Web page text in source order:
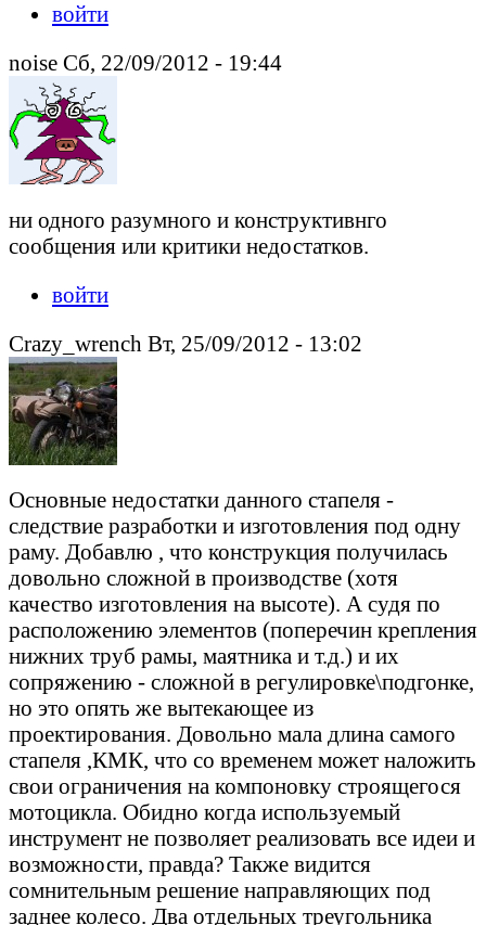
войти
noise Сб, 22/09/2012 - 19:44
ни одного разумного и конструктивнго
сообщения или критики недостатков.
войти
Crazy_wrench Вт, 25/09/2012 - 13:02
Основные недостатки данного стапеля -
следствие разработки и изготовления под одну
раму. Добавлю , что конструкция получилась
довольно сложной в производстве (хотя
качество изготовления на высоте). А судя по
расположению элементов (поперечин крепления
нижних труб рамы, маятника и т.д.) и их
сопряжению - сложной в регулировке\подгонке,
но это опять же вытекающее из
проектирования. Довольно мала длина самого
стапеля ,КМК, что со временем может наложить
свои ограничения на компоновку строящегося
мотоцикла. Обидно когда используемый
инструмент не позволяет реализовать все идеи и
возможности, правда? Также видится
сомнительным решение направляющих под
заднее колесо. Два отдельных треугольника